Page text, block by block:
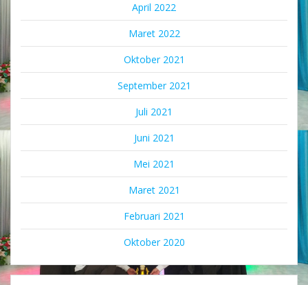
April 2022
Maret 2022
Oktober 2021
September 2021
Juli 2021
Juni 2021
Mei 2021
Maret 2021
Februari 2021
Oktober 2020